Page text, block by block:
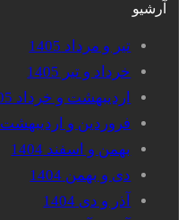
آرشیو
تیر و مرداد 1405
خرداد و تیر 1405
اردیبهشت و خرداد 1405
فروردین و اردیبهشت 1405
بهمن و اسفند 1404
دی و بهمن 1404
آذر و دی 1404